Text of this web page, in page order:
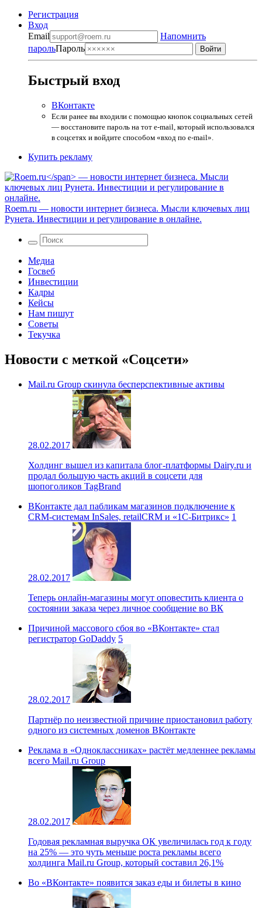
Регистрация
Вход
Email
Напомнить
парольПароль
Быстрый вход
ВКонтакте
Если ранее вы входили с помощью кнопок социальных сетей
— восстановите пароль на тот e-mail, который использовался
в соцсетях и войдите способом «вход по e-mail».
Купить рекламу
Roem.ru — новости интернет бизнеса. Мысли ключевых лиц
Рунета. Инвестиции и регулирование в онлайне.
Медиа
Госвеб
Инвестиции
Кадры
Кейсы
Нам пишут
Советы
Текучка
Новости с меткой «Соцсети»
Mail.ru Group скинула бесперспективные активы
28.02.2017
Холдинг вышел из капитала блог-платформы Dairy.ru и
продал большую часть акций в соцсети для
шопоголиков TagBrand
ВКонтакте дал пабликам магазинов подключение к
CRM-системам InSales, retailCRM и «1С-Битрикс» 1
28.02.2017
Теперь онлайн-магазины могут оповестить клиента о
состоянии заказа через личное сообщение во ВК
Причиной массового сбоя во «ВКонтакте» стал
регистратор GoDaddy 5
28.02.2017
Партнёр по неизвестной причине приостановил работу
одного из системных доменов ВКонтакте
Реклама в «Одноклассниках» растёт медленнее рекламы
всего Mail.ru Group
28.02.2017
Годовая рекламная выручка ОК увеличилась год к году
на 25% — это чуть меньше роста рекламы всего
холдинга Mail.ru Group, который составил 26,1%
Во «ВКонтакте» появится заказ еды и билеты в кино